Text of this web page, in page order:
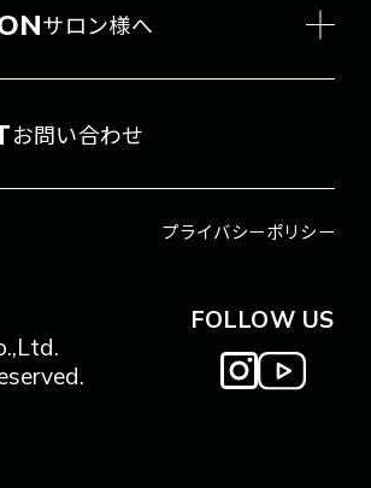
サロン様へ
お問い合わせ
プライバシーポリシー
FOLLOW US